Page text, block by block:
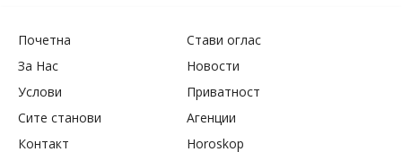
Почетна
Стави оглас
За Нас
Новости
Услови
Приватност
Сите станови
Агенции
Контакт
Horoskop